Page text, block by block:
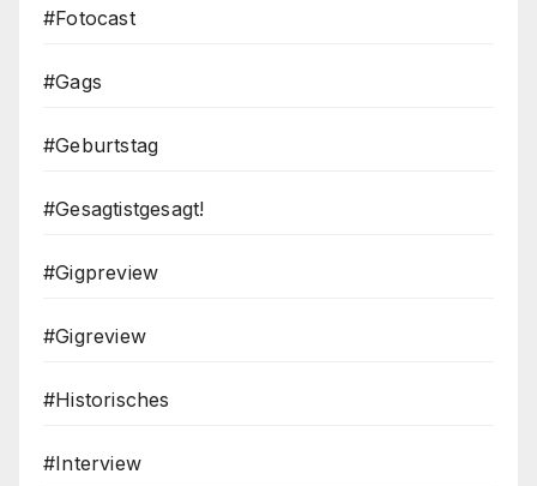
#Fotocast
#Gags
#Geburtstag
#Gesagtistgesagt!
#Gigpreview
#Gigreview
#Historisches
#Interview